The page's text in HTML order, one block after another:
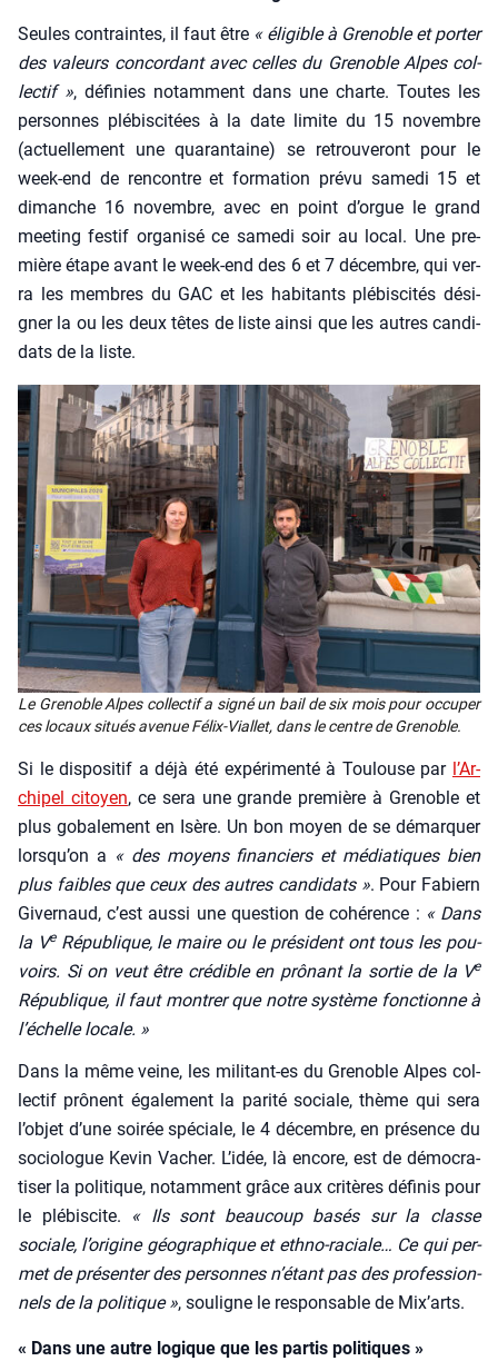
Seules contraintes, il faut être « éli­gible à Gre­noble et por­ter
des valeurs concor­dant avec celles du Gre­noble Alpes col­
lec­tif », défi­nies notam­ment dans une charte. Toutes les
per­sonnes plé­bis­ci­tées à la date limite du 15 novembre
(actuel­le­ment une qua­ran­taine) se retrou­ve­ront pour le
week-end de ren­contre et for­ma­tion pré­vu same­di 15 et
dimanche 16 novembre, avec en point d’orgue le grand
mee­ting fes­tif orga­ni­sé ce same­di soir au local. Une pre­
mière étape avant le week-end des 6 et 7 décembre, qui ver­
ra les membres du GAC et les habi­tants plé­bis­ci­tés dési­
gner la ou les deux têtes de liste ain­si que les autres can­di­
dats de la liste.
Le Gre­noble Alpes col­lec­tif a signé un bail de six mois pour occu­per
ces locaux situés ave­nue Félix-Vial­let, dans le centre de Gre­noble.
Si le dis­po­si­tif a déjà été expé­ri­men­té à Tou­louse par l’Ar­
chi­pel citoyen, ce sera une grande pre­mière à Gre­noble et
plus goba­le­ment en Isère. Un bon moyen de se démar­quer
lors­qu’on a « des moyens finan­ciers et média­tiques bien
plus faibles que ceux des autres can­di­dats ». Pour Fabiern
Giver­naud, c’est aus­si une ques­tion de cohé­rence : « Dans
la VeRépu­blique, le maire ou le pré­sident ont tous les pou­
voirs. Si on veut être cré­dible en prô­nant la sor­tie de la Ve
Répu­blique, il faut mon­trer que notre sys­tème fonc­tionne à
l’é­chelle locale. »
Dans la même veine, les mili­tant-es du Gre­noble Alpes col­
lec­tif prônent éga­le­ment la pari­té sociale, thème qui sera
l’ob­jet d’une soi­rée spé­ciale, le 4 décembre, en pré­sence du
socio­logue Kevin Vacher. L’i­dée, là encore, est de démo­cra­
ti­ser la poli­tique, notam­ment grâce aux cri­tères défi­nis pour
le plé­bis­cite. « Ils sont beau­coup basés sur la classe
sociale, l’o­ri­gine géo­gra­phique et eth­no-raciale… Ce qui per­
met de pré­sen­ter des per­sonnes n’é­tant pas des pro­fes­sion­
nels de la poli­tique », sou­ligne le res­pon­sable de Mix’arts.
« Dans une autre logique que les partis politiques »